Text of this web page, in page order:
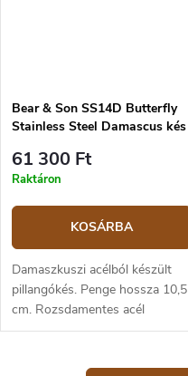
Bear & Son SS14D Butterfly
Stainless Steel Damascus kés
61 300 Ft
Raktáron
KOSÁRBA
Damaszkuszi acélból készült
pillangókés. Penge hossza 10,5
cm. Rozsdamentes acél
markolat ezüst színben.